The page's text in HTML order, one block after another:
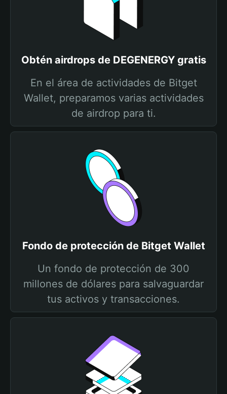
Obtén airdrops de DEGENERGY gratis
En el área de actividades de Bitget
Wallet, preparamos varias actividades
de airdrop para ti.
Fondo de protección de Bitget Wallet
Un fondo de protección de 300
millones de dólares para salvaguardar
tus activos y transacciones.